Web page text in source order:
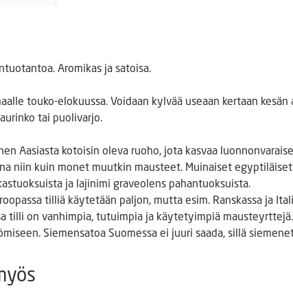
Aromikas ja satoisa.
touko-elokuussa. Voidaan kylvää useaan kertaan
tai puolivarjo.
Aasiasta kotoisin oleva ruoho, jota kasvaa
niin kuin monet muutkin mausteet. Muinaiset
ja lajinimi graveolens pahantuoksuista.
tilliä käytetään paljon, mutta esim. Ranskassa ja
tilli on vanhimpia, tutuimpia ja käytetyimpiä
Siemensatoa Suomessa ei juuri saada, sillä